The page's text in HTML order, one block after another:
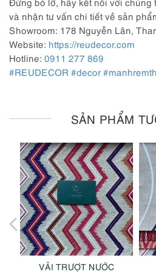
và nhận tư vấn chi tiết về sản
Showroom: 178 Nguyễn Lân,
Website: https://reudecor.com
Hotline: 0911 277 869
#REUDECOR #decor
SẢN PHẨM
VẢI TRƯỢT NƯỚC